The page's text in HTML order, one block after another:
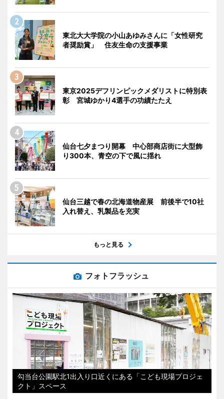
東北大大学院の小山あゆみさんに「女性研究
者奨励賞」 住友生命の支援事業
東京2025デフリンピックメダリストに特別表
彰 宮城ゆかり4選手の功績たたえ
仙台七夕まつり開幕 中心部商店街に大型飾
り300本、青空の下で風に揺れ
仙台三越で春の北海道物産展 前後半で10社
入れ替え、乳製品を充実
もっと見る
フォトフラッシュ
勾当台公園駅北1出入り口近くにある「こども現場プロジェ
クト」スペース